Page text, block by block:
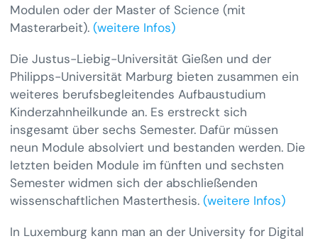
Modulen oder der Master of Science (mit
Masterarbeit).(weitere Infos)
Die Justus-Liebig-Universität Gießen und der
Philipps-Universität Marburg bieten zusammen ein
weiteres berufsbegleitendes Aufbaustudium
Kinderzahnheilkunde an. Es erstreckt sich
insgesamt über sechs Semester. Dafür müssen
neun Module absolviert und bestanden werden. Die
letzten beiden Module im fünften und sechsten
Semester widmen sich der abschließenden
wissenschaftlichen Masterthesis.(weitere Infos)
In Luxemburg kann man an der University for Digital